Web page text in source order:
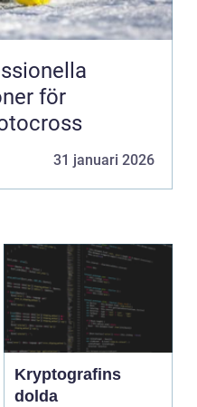
för
31 januari 2026
Kryptografins
dolda